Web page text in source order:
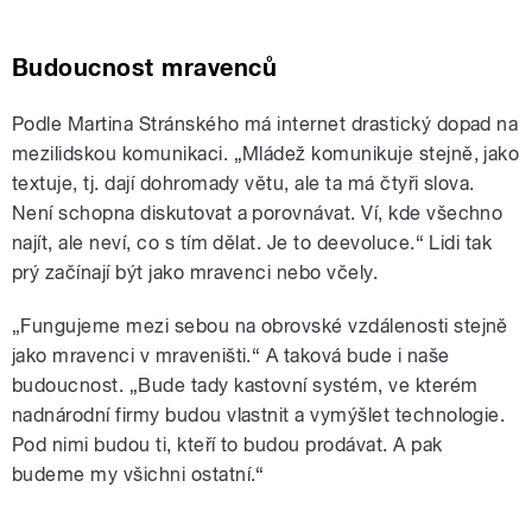
Budoucnost mravenců
Podle Martina Stránského má internet drastický dopad na
mezilidskou komunikaci. „Mládež komunikuje stejně, jako
textuje, tj. dají dohromady větu, ale ta má čtyři slova.
Není schopna diskutovat a porovnávat. Ví, kde všechno
najít, ale neví, co s tím dělat. Je to deevoluce.“ Lidi tak
prý začínají být jako mravenci nebo včely.
„Fungujeme mezi sebou na obrovské vzdálenosti stejně
jako mravenci v mraveništi.“ A taková bude i naše
budoucnost. „Bude tady kastovní systém, ve kterém
nadnárodní firmy budou vlastnit a vymýšlet technologie.
Pod nimi budou ti, kteří to budou prodávat. A pak
budeme my všichni ostatní.“